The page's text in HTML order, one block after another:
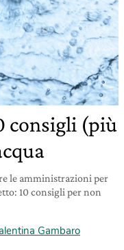
consigli (più
le amministrazioni per
10 consigli per non
Gambaro